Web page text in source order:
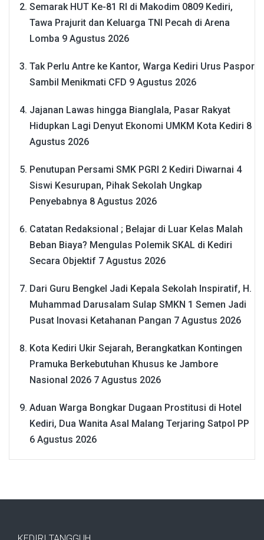
Semarak HUT Ke-81 RI di Makodim 0809 Kediri,
Tawa Prajurit dan Keluarga TNI Pecah di Arena
Lomba 9 Agustus 2026
Tak Perlu Antre ke Kantor, Warga Kediri Urus Paspor
Sambil Menikmati CFD 9 Agustus 2026
Jajanan Lawas hingga Bianglala, Pasar Rakyat
Hidupkan Lagi Denyut Ekonomi UMKM Kota Kediri 8
Agustus 2026
Penutupan Persami SMK PGRI 2 Kediri Diwarnai 4
Siswi Kesurupan, Pihak Sekolah Ungkap
Penyebabnya 8 Agustus 2026
Catatan Redaksional ; Belajar di Luar Kelas Malah
Beban Biaya? Mengulas Polemik SKAL di Kediri
Secara Objektif 7 Agustus 2026
Dari Guru Bengkel Jadi Kepala Sekolah Inspiratif, H.
Muhammad Darusalam Sulap SMKN 1 Semen Jadi
Pusat Inovasi Ketahanan Pangan 7 Agustus 2026
Kota Kediri Ukir Sejarah, Berangkatkan Kontingen
Pramuka Berkebutuhan Khusus ke Jambore
Nasional 2026 7 Agustus 2026
Aduan Warga Bongkar Dugaan Prostitusi di Hotel
Kediri, Dua Wanita Asal Malang Terjaring Satpol PP
6 Agustus 2026